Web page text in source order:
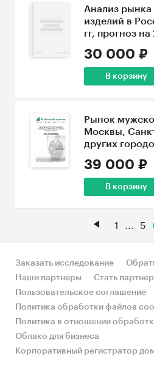
Анализ
изделий в
гг, прогноз на
30 000 ₽
В корзину
Рынок
Москвы,
других
39 000 ₽
В корзину
1 ... 5
Заказать исследование
Наши партнеры
Стать
Пользовательское соглашение
Политика обработки файлов
Политика в отношении
Облако для бизнеса
Корпоративный регистратор